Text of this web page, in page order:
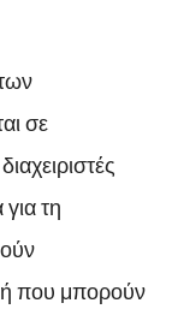
σε
τη
ή που μπορούν